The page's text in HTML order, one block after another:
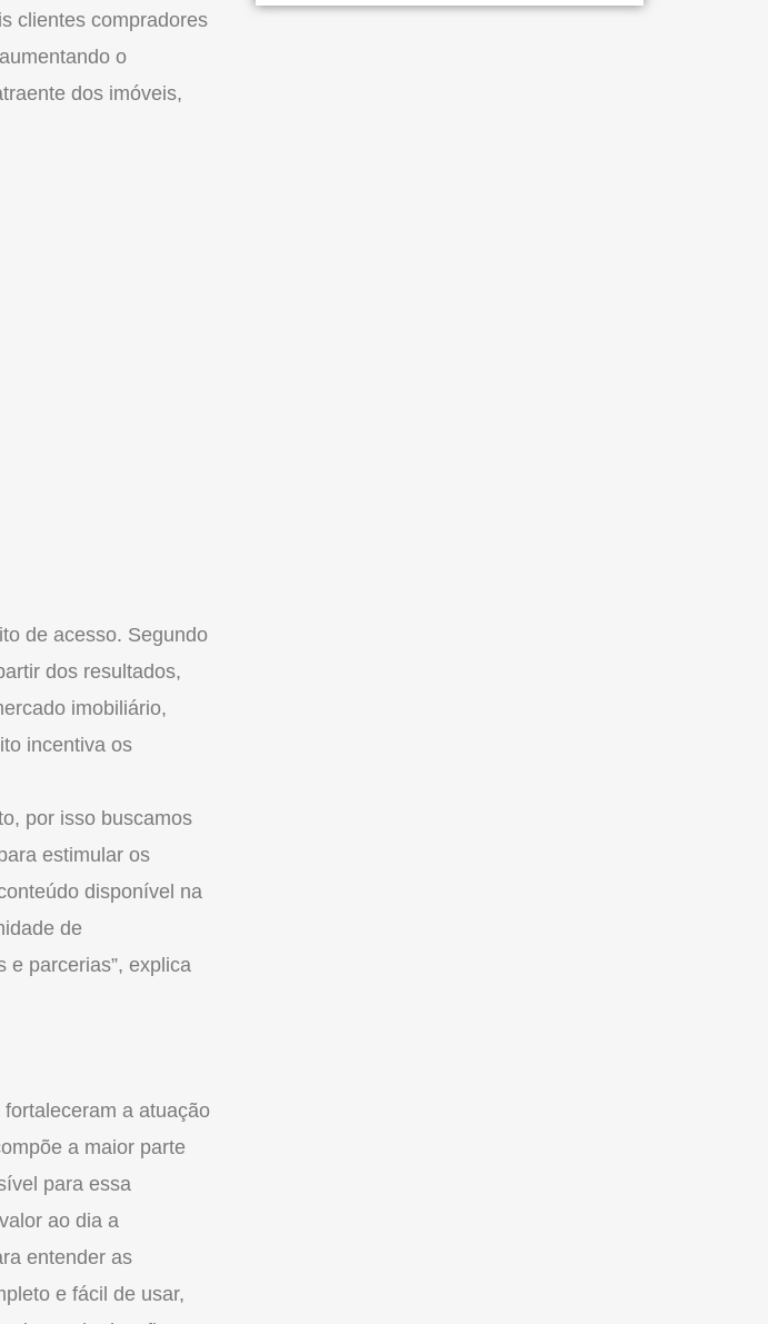
clientes compradores
o
dos imóveis,
de acesso. Segundo
dos resultados,
imobiliário,
incentiva os
por isso buscamos
estimular os
do disponível na
de
e parcerias”, explica
a atuação
a maior parte
para essa
ao dia a
entender as
e fácil de usar,